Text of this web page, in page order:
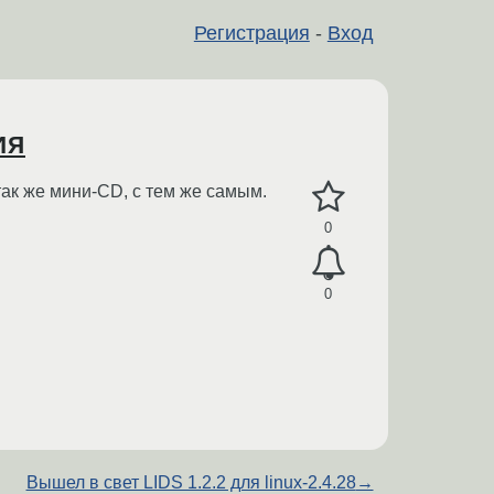
Регистрация - Вход
0
0
же мини-CD, с тем же самым.
Вышел в свет LIDS 1.2.2 для linux-2.4.28→